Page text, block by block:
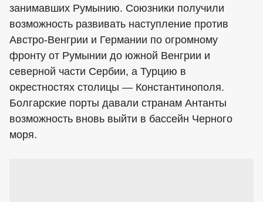
занимавших Румынию. Союзники получили
возможность развивать наступление против
Австро-Венгрии и Германии по огромному
фронту от Румынии до южной Венгрии и
северной части Сербии, а Турцию в
окрестностях столицы — Константинополя.
Болгарские порты давали странам Антанты
возможность вновь выйти в бассейн Черного
моря.